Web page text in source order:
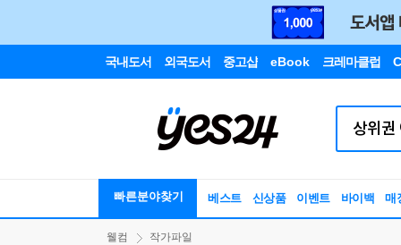
국내도서 외국도서 중고샵 eBook 크레마클럽
빠른분야찾기 베스트 신상품 이벤트 바이백 매
웰컴 작가파일